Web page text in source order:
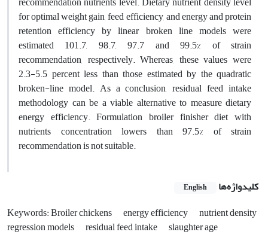
for optimal weight gain, feed efficiency, and energy and protein
retention efficiency by linear broken line models were
estimated 101.7, 98.7, 97.7 and 99.5% of strain
recommendation, respectively. Whereas, these values were
2.3-5.5 percent less than those estimated by the quadratic
broken-line model. As a conclusion, residual feed intake
methodology can be a viable alternative to measure dietary
energy efficiency. Formulation broiler finisher diet with
nutrients concentration lowers than 97.5% of strain
recommendation is not suitable.
کلیدواژه‌ها English
Keywords: Broiler chickens energy efficiency
nutrient density
regression models
residual feed intake
slaughter age